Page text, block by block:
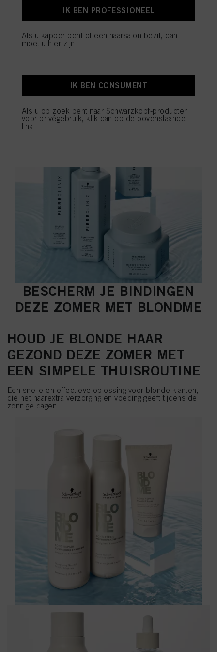
intensieve hydratatie en herstelt droge haarvezels. Zo blijft
het haar gehydrateerd, veerkrachtig en zijdezacht,
waardoor klanten de salonresultaten ook thuis kunnen
BESCHERM JE BINDINGEN
DEZE ZOMER MET BLONDME
HOUD JE BLONDE HAAR
GEZOND DEZE ZOMER MET
EEN SIMPELE THUISROUTINE
Een snelle en effectieve oplossing voor blonde klanten,
die het haarextra verzorging en voeding geeft tijdens de
zonnige dagen.
IK BEN PROFESSIONEEL
Als u kapper bent of een haarsalon bezit, dan
moet u hier zijn.
IK BEN CONSUMENT
Als u op zoek bent naar Schwarzkopf-producten
voor privégebruik, klik dan op de bovenstaande
link.